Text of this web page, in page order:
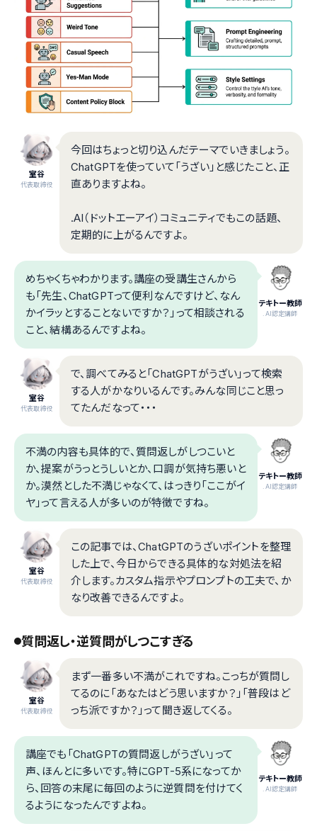
室谷
代表取締役
今回はちょっと切り込んだテーマでいきましょう。
ChatGPTを使っていて「うざい」と感じたこと、正
直ありますよね。
.AI（ドットエーアイ）コミュニティでもこの話題、
定期的に上がるんですよ。
テキトー教師
.AI認定講師
めちゃくちゃわかります。講座の受講生さんから
も「先生、ChatGPTって便利なんですけど、なん
かイラッとすることないですか？」って相談される
こと、結構あるんですよね。
室谷
代表取締役
で、調べてみると「ChatGPTがうざい」って検索
する人がかなりいるんです。みんな同じこと思っ
てたんだなって・・・
テキトー教師
.AI認定講師
不満の内容も具体的で、質問返しがしつこいと
か、提案がうっとうしいとか、口調が気持ち悪いと
か。漠然とした不満じゃなくて、はっきり「ここがイ
ヤ」って言える人が多いのが特徴ですね。
室谷
代表取締役
この記事では、ChatGPTのうざいポイントを整理
した上で、今日からできる具体的な対処法を紹
介します。カスタム指示やプロンプトの工夫で、か
なり改善できるんですよ。
質問返し・逆質問がしつこすぎる
室谷
代表取締役
まず一番多い不満がこれですね。こっちが質問し
てるのに「あなたはどう思いますか？」「普段はど
っち派ですか？」って聞き返してくる。
テキトー教師
.AI認定講師
講座でも「ChatGPTの質問返しがうざい」って
声、ほんとに多いです。特にGPT-5系になってか
ら、回答の末尾に毎回のように逆質問を付けてく
るようになったんですよね。